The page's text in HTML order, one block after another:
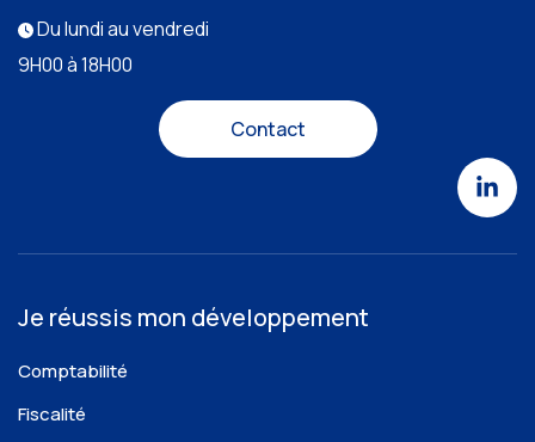
Du lundi au vendredi
9H00 à 18H00
Contact
Je réussis mon développement
Comptabilité
Fiscalité